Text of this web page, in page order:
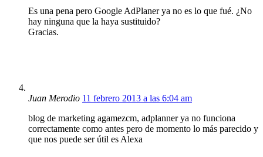
Es una pena pero Google AdPlaner ya no es lo que fué. ¿No
hay ninguna que la haya sustituido?
Gracias.
Juan Merodio 11 febrero 2013 a las 6:04 am
blog de marketing agamezcm, adplanner ya no funciona
correctamente como antes pero de momento lo más parecido y
que nos puede ser útil es Alexa